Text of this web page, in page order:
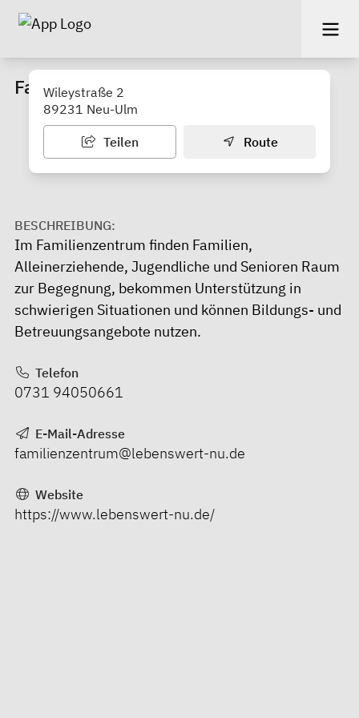
Familienzentrum Lebenswert
Wileystraße 2
89231 Neu-Ulm
Teilen Route
BESCHREIBUNG:
Im Familienzentrum finden Familien,
Alleinerziehende, Jugendliche und Senioren Raum
zur Begegnung, bekommen Unterstützung in
schwierigen Situationen und können Bildungs- und
Betreuungsangebote nutzen.
Telefon
0731 94050661
E-Mail-Adresse
familienzentrum@lebenswert-nu.de
Website
https://www.lebenswert-nu.de/